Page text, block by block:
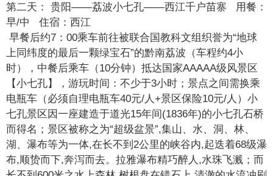
第二天：
贵阳——荔波小七孔——西江千户苗寨 用餐：
早/中 住宿：西江
早餐后约7：00乘车前往被联合国教科文组织誉为“地球
上同纬度的最后一颗绿宝石”的黔南荔波（车程约4小
时），中餐后乘车（10分钟）抵达国家AAAAA级风景区
【小七孔】，游玩时间：不少于3小时；景点之间需换乘
电瓶车（必须自理电瓶车40元/人+景区保险10元/人）小
七孔景区因一座建造于道光15年间(1836年)的小七孔石桥
而得名；景区被称之为“超级盆景”,集山、水、洞、林、
湖、瀑布等为一体,在长不到2公里的峡谷内,起迭着68级瀑
布,顺贽而下,奔泻而去。拉雅瀑布精巧醉人,水珠飞溅；而